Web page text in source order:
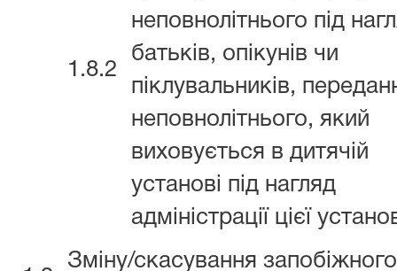
1.8.2
неповнолітнього під
батьків, опікунів чи
піклувальників,
неповнолітнього, який
виховується в дитячій
установі під нагляд
адміністрації цієї
Зміну/скасування запобіжного